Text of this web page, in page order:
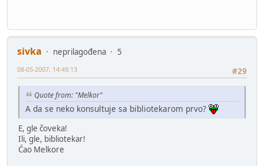
sivka neprilagođena
5
#29
08-05-2007, 14:49:13
Quote from: "Melkor"
A da se neko konsultuje sa bibliotekarom prvo?
E, gle čoveka!
Ili, gle, bibliotekar!
Ćao Melkore